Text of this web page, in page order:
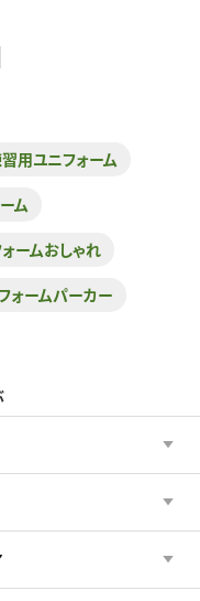
用ユニフォーム
ム
ームおしゃれ
ォームパーカー